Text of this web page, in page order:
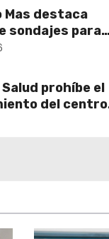
destaca
sondajes para
Salud prohíbe el
del centro